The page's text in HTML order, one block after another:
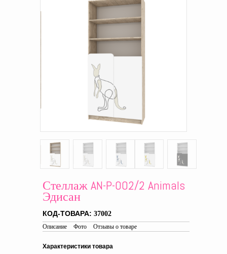
Стеллаж AN-P-002/2 Animals
Эдисан
КОД-ТОВАРА: 37002
Описание Фото Отзывы о товаре
Характеристики товара